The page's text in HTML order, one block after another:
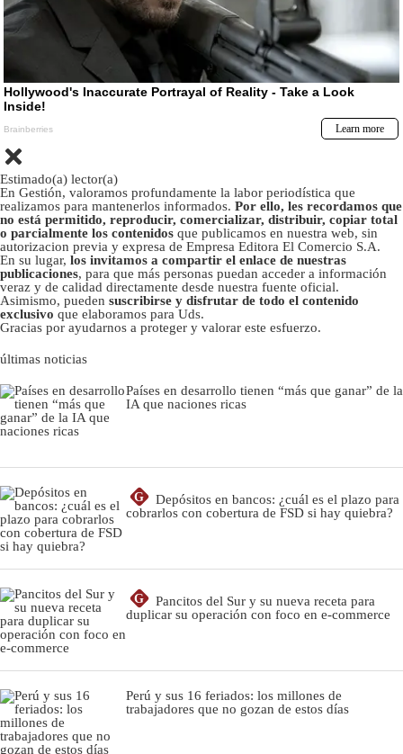
Estimado(a) lector(a)
En Gestión, valoramos profundamente la labor periodística que
realizamos para mantenerlos informados. Por ello, les recordamos que
no está permitido, reproducir, comercializar, distribuir, copiar total
o parcialmente los contenidos que publicamos en nuestra web, sin
autorizacion previa y expresa de Empresa Editora El Comercio S.A.
En su lugar, los invitamos a compartir el enlace de nuestras
publicaciones, para que más personas puedan acceder a información
veraz y de calidad directamente desde nuestra fuente oficial.
Asimismo, pueden suscribirse y disfrutar de todo el contenido
exclusivo que elaboramos para Uds.
Gracias por ayudarnos a proteger y valorar este esfuerzo.
últimas noticias
Países en desarrollo tienen “más que ganar” de la
IA que naciones ricas
G
Depósitos en bancos: ¿cuál es el plazo para
cobrarlos con cobertura de FSD si hay quiebra?
G
Pancitos del Sur y su nueva receta para
duplicar su operación con foco en e-commerce
Perú y sus 16 feriados: los millones de
trabajadores que no gozan de estos días